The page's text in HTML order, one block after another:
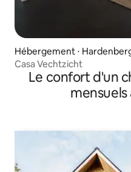
Hébergement ⋅
Casa Vechtzicht
Le confort d'un